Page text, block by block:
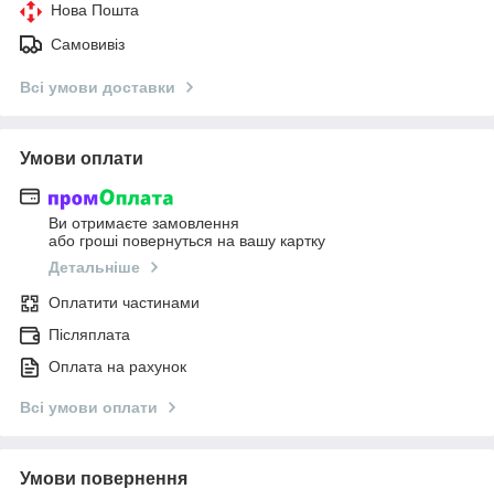
Нова Пошта
Самовивіз
Всі умови доставки
Умови оплати
Ви отримаєте замовлення
або гроші повернуться на вашу картку
Детальніше
Оплатити частинами
Післяплата
Оплата на рахунок
Всі умови оплати
Умови повернення